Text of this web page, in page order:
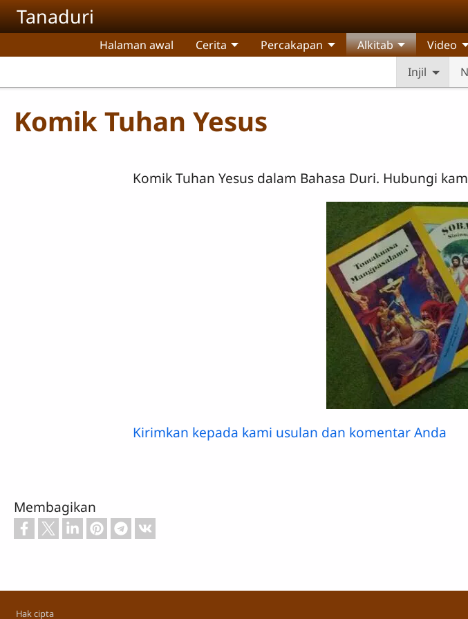
Skip to main content
Tanaduri
Halaman awal Cerita Percakapan
Alkitab
Injil
Video
Komik Tuhan Yesus
Komik Tuhan Yesus dalam Bahasa Duri. Hubungi
Kirimkan kepada kami usulan dan komentar Anda
Membagikan
Footer
Hak cipta